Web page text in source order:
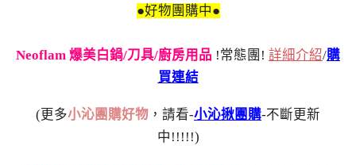
●好物團購中●
Neoflam 爆美白鍋/刀具/廚房用品 !常態團! 詳細介紹/購
買連結
(更多小沁團購好物 ，請看-小沁揪團購-不斷更新
中!!!!!)